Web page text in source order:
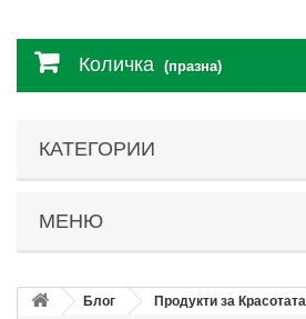
Количка (празна)
КАТЕГОРИИ
МЕНЮ
Блог Продукти за Красотата